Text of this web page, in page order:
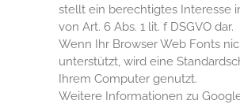
stellt ein berechtigtes Interesse
von Art. 6 Abs. 1 lit. f DSGVO dar.
Wenn Ihr Browser Web Fonts
unterstützt, wird eine
Ihrem Computer genutzt.
Weitere Informationen zu